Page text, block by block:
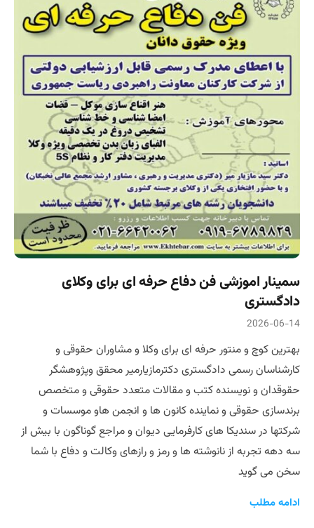
سمینار اموزشی فن دفاع حرفه ای برای وکلای
دادگستری
2026-06-14
بهترین کوچ و منتور حرفه ای برای وکلا و مشاوران حقوقی و
کارشناسان رسمی دادگستری دکترمازیارمیر محقق و‌پژوهشگر
حقوقدان و نویسنده کتب و مقالات متعدد حقوقی و متخصص
برندسازی حقوقی و نماینده کانون ها و انجمن هاو موسسات و
شرکتها در سندیکا های کارفرمایی دیوان و مراجع گوناگون با بیش از
سه دهه تجربه از نانوشته ها و رمز و رازهای وکالت و دفاع با شما
سخن می گوید
ادامه مطلب